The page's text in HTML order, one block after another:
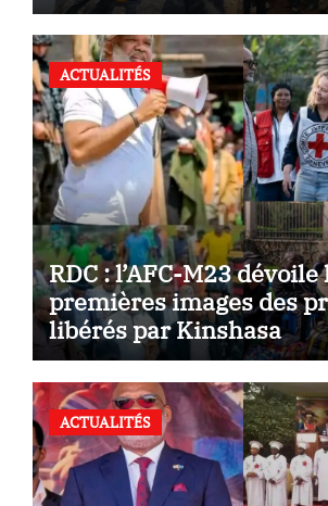
ACTUALITÉS
RDC : l’AFC-M23 dévoile
premières images des
libérés par Kinshasa
ACTUALITÉS